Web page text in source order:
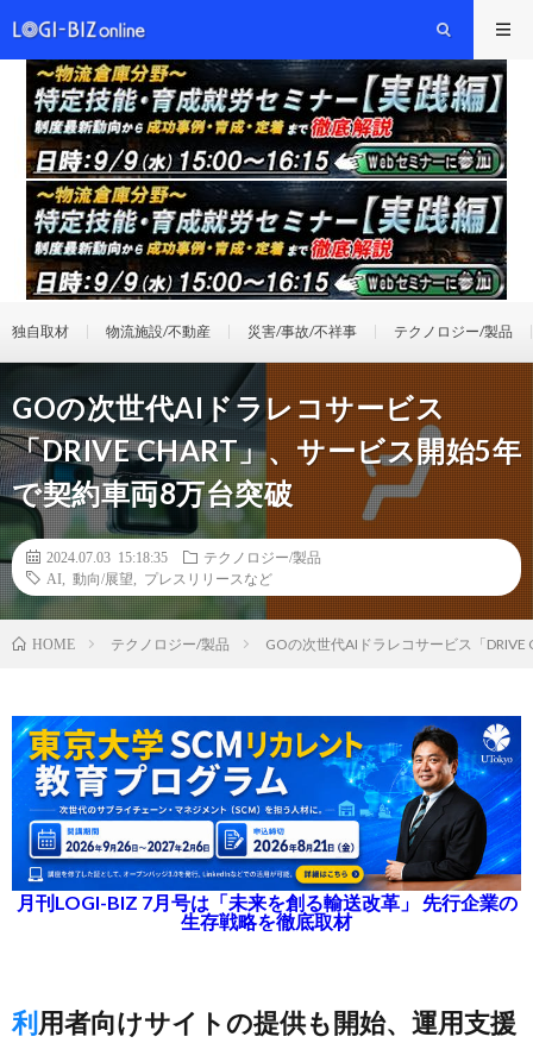
独自取材 物流施設/不動産 災害/事故/不祥事 テクノロジー/製品
GOの次世代AIドラレコサービス
「DRIVE CHART」、サービス開始5年
で契約車両8万台突破
2024.07.03 15:18:35
テクノロジー/製品
AI
動向/展望 プレスリリースなど
HOME テクノロジー/製品 GOの次世代AIドラレコサービス「
月刊LOGI-BIZ 7月号は「未来を創る輸送改革」 先行企業の
生存戦略を徹底取材
利用者向けサイトの提供も開始、運用支援